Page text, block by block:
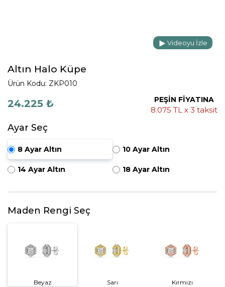
Videoyu İzle
Altın Halo Küpe
Ürün Kodu: ZKP010
24.225 ₺ PEŞİN FİYATINA
8.075 TL x 3 taksit
Ayar Seç
8 Ayar Altın 10 Ayar Altın
14 Ayar Altın 18 Ayar Altın
Maden Rengi Seç
Beyaz Sarı Kırmızı